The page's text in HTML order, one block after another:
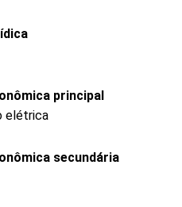
principal
elétrica
secundária